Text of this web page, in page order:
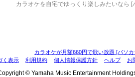
カラオケを自宅でゆっくり楽しみたいなら [
カラオケが月額660円で歌い放題 [パソ
く表示
利用規約 個人情報保護方針 ヘルプ お
© Yamaha Music Entertainment